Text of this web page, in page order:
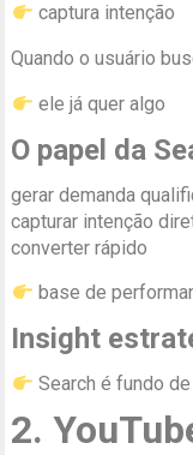
captura intenção
Quando o usuário
ele já quer algo
O papel da
gerar demanda
capturar intenção
converter rápido
base de
Insight
Search é fundo
2.